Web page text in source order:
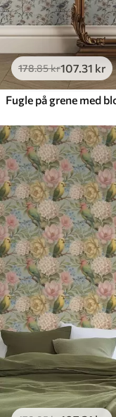
178.85kr107.31 kr